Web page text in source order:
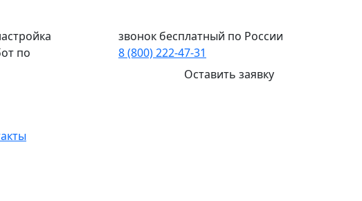
по
звонок бесплатный по России
8 (800) 222-47-31
Оставить заявку